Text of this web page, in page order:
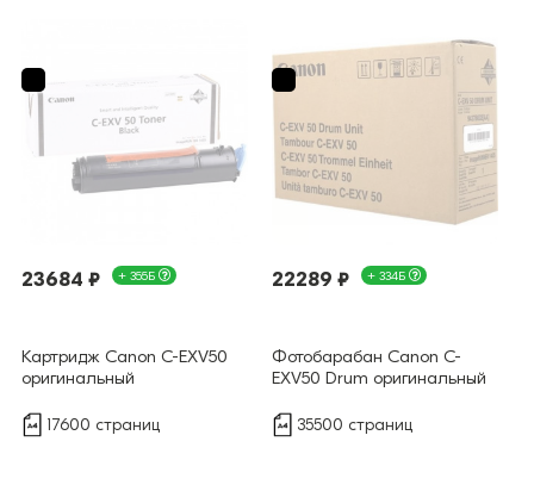
23684 ₽ + 355Б
Картридж Canon C-EXV50
оригинальный
17600 страниц
22289 ₽ + 334Б
Фотобарабан Canon C-
EXV50 Drum оригинальный
35500 страниц